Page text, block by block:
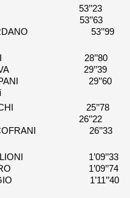
53’’23
53’’63
53’’99
28’’80
29’’39
29’’60
25’’78
26’’22
COFRANI 26’’33
1’09’’33
1’09’’74
1’11’’40